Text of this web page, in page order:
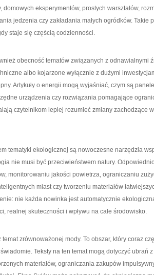
domowych eksperymentów, prostych warsztatów,
jedzenia czy zakładania małych ogródków.
staje się częścią codzienności.
obecność tematów związanych z odnawialnymi
albo kojarzone wyłącznie z dużymi
Artykuły o energii mogą wyjaśniać, czym są
urządzenia czy rozwiązania pomagające
czytelnikom lepiej rozumieć zmiany zachodzące
tematyki ekologicznej są nowoczesne narzędzia
nie musi być przeciwieństwem natury.
monitorowaniu jakości powietrza, ograniczaniu
miast czy tworzeniu materiałów
nie każda nowinka jest automatycznie
realnej skuteczności i wpływu na całe środowisko.
zrównoważonej mody. To obszar, który coraz
Teksty na ten temat mogą dotyczyć ubrań
materiałów, ograniczania zakupów